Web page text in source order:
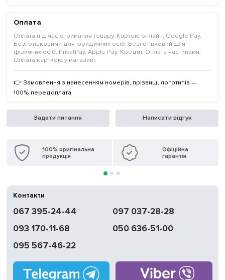
Оплата
Оплата під час отримання товару, Картою онлайн, Google Pay,
Безготівковими для юридичних осіб, Безготівковий для
фізичних осіб, PrivatPay, Apple Pay, Кредит, Оплата частинами,
Оплата карткою у магазині.
👉 Замовлення з нанесенням номерів, прізвищ, логотипів —
100% передоплата.
Задати питання Написати відгук
100% оригінальна
продукція
Офіційна
гарантія
Контакти
067 395-24-44
097 037-28-28
093 170-11-68
050 636-51-00
095 567-46-22